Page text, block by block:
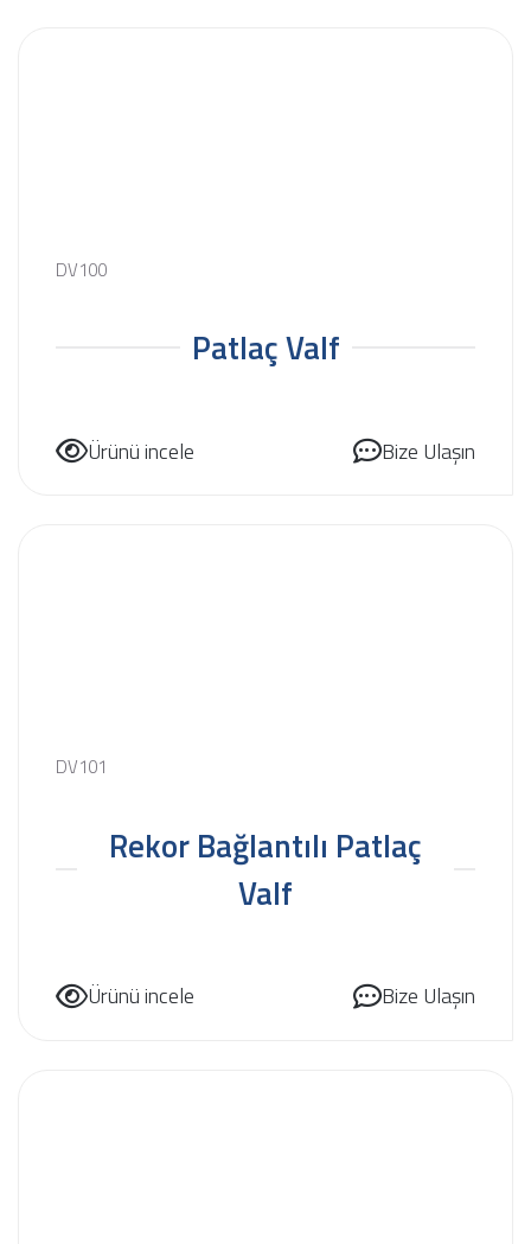
DV100
Patlaç Valf
Ürünü incele Bize Ulaşın
DV101
Rekor Bağlantılı Patlaç
Valf
Ürünü incele Bize Ulaşın